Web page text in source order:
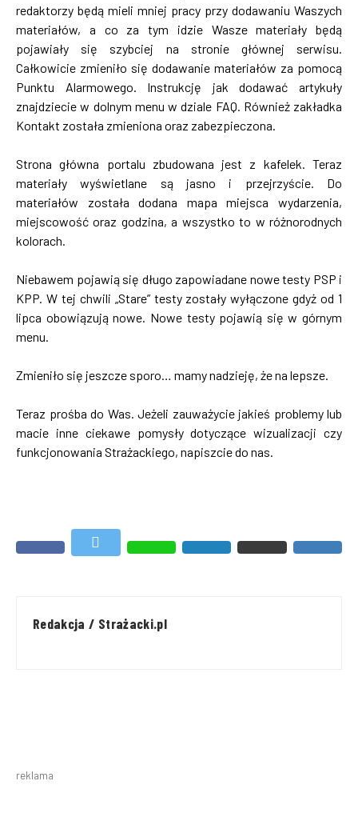
redaktorzy będą mieli mniej pracy przy dodawaniu Waszych
materiałów, a co za tym idzie Wasze materiały będą
pojawiały się szybciej na stronie głównej serwisu.
Całkowicie zmieniło się dodawanie materiałów za pomocą
Punktu Alarmowego. Instrukcję jak dodawać artykuły
znajdziecie w dolnym menu w dziale FAQ. Również zakładka
Kontakt została zmieniona oraz zabezpieczona.
Strona główna portalu zbudowana jest z kafelek. Teraz
materiały wyświetlane są jasno i przejrzyście. Do
materiałów została dodana mapa miejsca wydarzenia,
miejscowość oraz godzina, a wszystko to w różnorodnych
kolorach.
Niebawem pojawią się długo zapowiadane nowe testy PSP i
KPP. W tej chwili „Stare” testy zostały wyłączone gdyż od 1
lipca obowiązują nowe. Nowe testy pojawią się w górnym
menu.
Zmieniło się jeszcze sporo… mamy nadzieję, że na lepsze.
Teraz prośba do Was. Jeżeli zauważycie jakieś problemy lub
macie inne ciekawe pomysły dotyczące wizualizacji czy
funkcjonowania Strażackiego, napiszcie do nas.
Redakcja / Strażacki.pl
reklama